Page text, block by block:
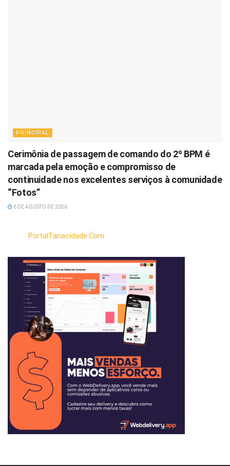
PRINCIPAL
Cerimônia de passagem de comando do 2º BPM é
marcada pela emoção e compromisso de
continuidade nos excelentes serviços à comunidade
“Fotos”
6 DE AGOSTO DE 2026
PortalTanacidade.Com